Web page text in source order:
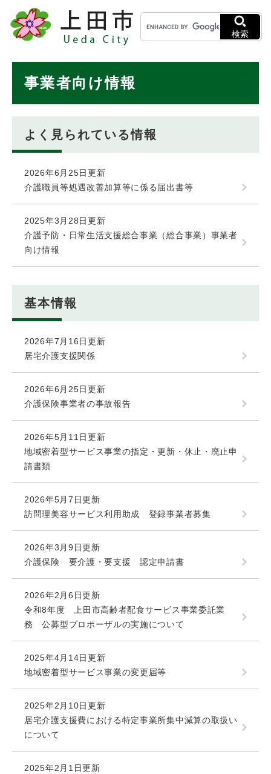
メニューを飛ばして本文へ
キ
ー
ワ
検索
事業者向け情報
よく見られている情報
2026年6月25日更新
介護職員等処遇改善加算等に係る届出書等
2025年3月28日更新
介護予防・日常生活支援総合事業（総合事業）事業者
向け情報
基本情報
2026年7月16日更新
居宅介護支援関係
2026年6月25日更新
介護保険事業者の事故報告
2026年5月11日更新
地域密着型サービス事業の指定・更新・休止・廃止申
請書類
2026年5月7日更新
訪問理美容サービス利用助成 登録事業者募集
2026年3月9日更新
介護保険 要介護・要支援 認定申請書
2026年2月6日更新
令和8年度 上田市高齢者配食サービス事業委託業
務 公募型プロポーザルの実施について
2025年4月14日更新
地域密着型サービス事業の変更届等
2025年2月10日更新
居宅介護支援費における特定事業所集中減算の取扱い
について
2025年2月1日更新